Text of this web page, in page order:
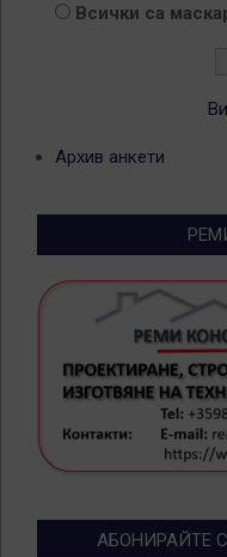
Всички са
Архив анкети
АБОНИРАЙТЕ